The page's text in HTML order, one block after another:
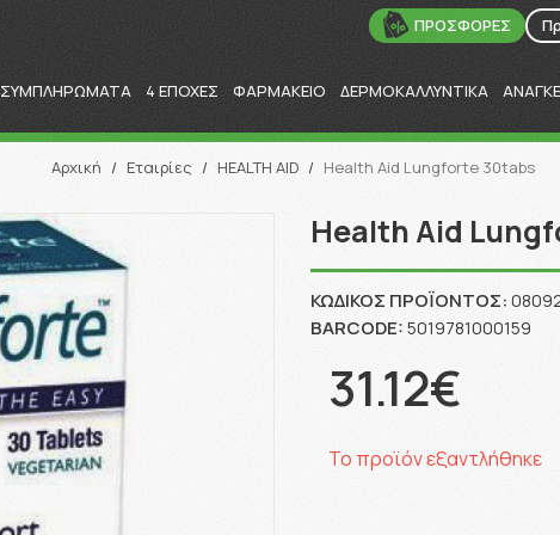
ΠΡΟΣΦΟΡΕΣ
ΣΥΜΠΛΗΡΩΜΑΤΑ 4 ΕΠΟΧΕΣ ΦΑΡΜΑΚΕΙΟ ΔΕΡΜΟΚΑΛΛΥΝΤΙΚΑ
Αναζήτηση
Αρχική / Εταιρίες / HEALTH AID / Health Aid Lungforte 30tabs
Health Aid
ΚΩΔΙΚΌΣ ΠΡΟΪΌΝΤΟΣ:
BARCODE: 5019781000159
31.12€
Το προϊόν εξαντλήθηκε